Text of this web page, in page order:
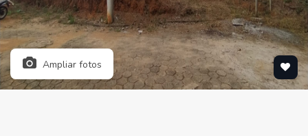
Ampliar fotos